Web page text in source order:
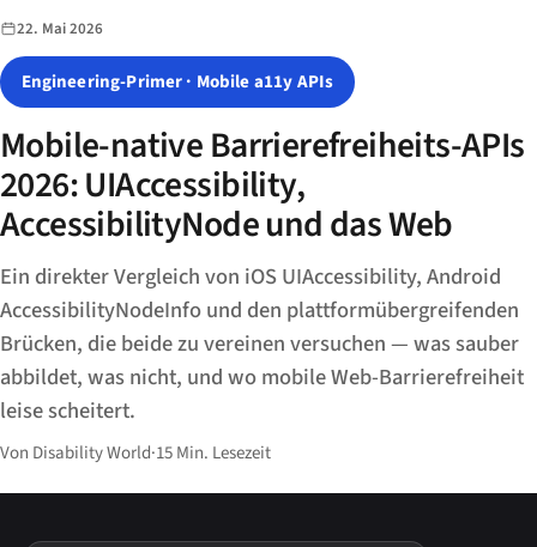
22. Mai 2026
Engineering-Primer · Mobile a11y APIs
Mobile-native Barrierefreiheits-APIs
2026: UIAccessibility,
AccessibilityNode und das Web
Ein direkter Vergleich von iOS UIAccessibility, Android
AccessibilityNodeInfo und den plattformübergreifenden
Brücken, die beide zu vereinen versuchen — was sauber
abbildet, was nicht, und wo mobile Web-Barrierefreiheit
leise scheitert.
Von Disability World·15 Min. Lesezeit